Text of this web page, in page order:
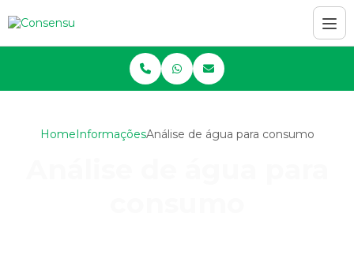
HomeInformaçõesAnálise de água para consumo